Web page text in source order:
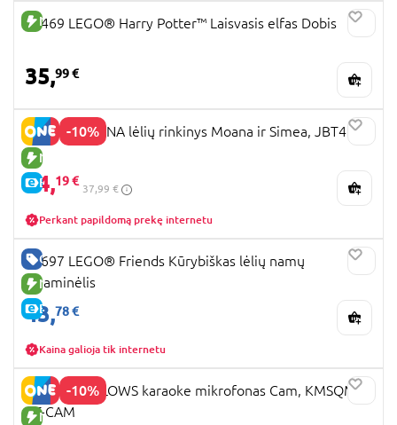
NAUJA PREKĖ
76469 LEGO® Harry Potter™ Laisvasis elfas Dobis
35,99 €
-10%
NAUJA PREKĖ
E-KAINA
DISNEY MOANA lėlių rinkinys Moana ir Simea, JBT41
34,19 €
37,99 €
Perkant papildomą prekę internetu
GERA KAINA
NAUJA PREKĖ
E-KAINA
42697 LEGO® Friends Kūrybiškas lėlių namų
lagaminėlis
43,78 €
Kaina galioja tik internetu
-10%
NAUJA PREKĖ
SQUISHMALLOWS karaoke mikrofonas Cam, KMSQM-
BT-CAM